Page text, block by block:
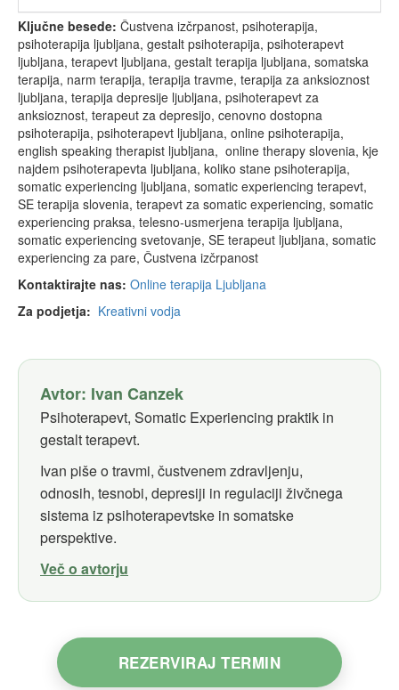
Ključne besede: Čustvena izčrpanost, psihoterapija,
psihoterapija ljubljana, gestalt psihoterapija, psihoterapevt
ljubljana, terapevt ljubljana, gestalt terapija ljubljana, somatska
terapija, narm terapija, terapija travme, terapija za anksioznost
ljubljana, terapija depresije ljubljana, psihoterapevt za
anksioznost, terapeut za depresijo, cenovno dostopna
psihoterapija, psihoterapevt ljubljana, online psihoterapija,
english speaking therapist ljubljana, online therapy slovenia, kje
najdem psihoterapevta ljubljana, koliko stane psihoterapija,
somatic experiencing ljubljana, somatic experiencing terapevt,
SE terapija slovenia, terapevt za somatic experiencing, somatic
experiencing praksa, telesno-usmerjena terapija ljubljana,
somatic experiencing svetovanje, SE terapeut ljubljana, somatic
experiencing za pare, Čustvena izčrpanost
Kontaktirajte nas: Online terapija Ljubljana
Za podjetja: Kreativni vodja
Avtor: Ivan Canzek
Psihoterapevt, Somatic Experiencing praktik in
gestalt terapevt.
Ivan piše o travmi, čustvenem zdravljenju,
odnosih, tesnobi, depresiji in regulaciji živčnega
sistema iz psihoterapevtske in somatske
perspektive.
Več o avtorju
REZERVIRAJ TERMIN